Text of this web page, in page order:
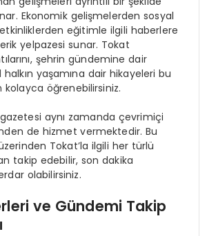
Ekonomik gelişmelerden sosyal
eğitimle ilgili haberlere
yelpazesi sunar. Tokat
şehrin gündemine dair
yaşamına dair hikayeleri bu
öğrenebilirsiniz.
gazetesi aynı zamanda çevrimiçi
de hizmet vermektedir. Bu
Tokat’la ilgili her türlü
takip edebilir, son dakika
olabilirsiniz.
ve Gündemi Takip